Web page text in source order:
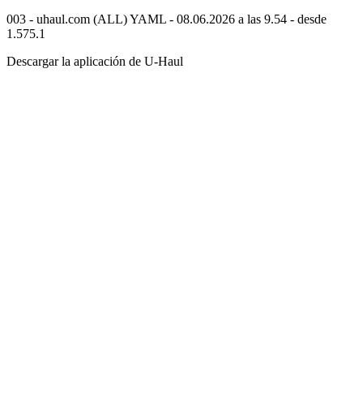
003 - uhaul.com (ALL) YAML - 08.06.2026 a las 9.54 - desde
1.575.1
Descargar la aplicación de U-Haul